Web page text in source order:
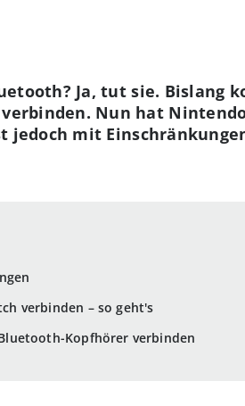
verbinden – so geht's
Kopfhörer verbinden
Ja, tut sie. Bislang
Nun hat
jedoch mit